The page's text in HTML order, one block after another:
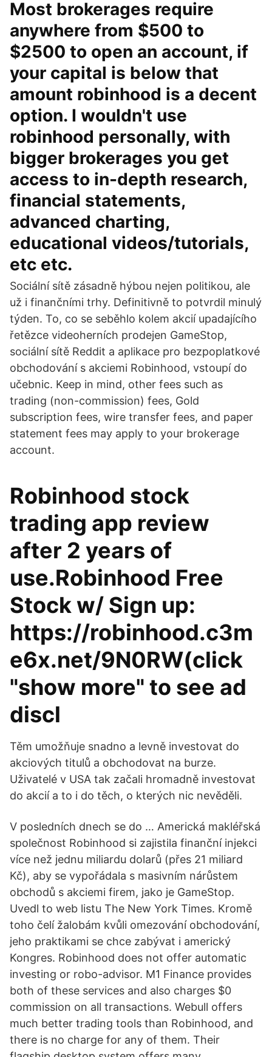
Most brokerages require
anywhere from $500 to
$2500 to open an account, if
your capital is below that
amount robinhood is a decent
option. I wouldn't use
robinhood personally, with
bigger brokerages you get
access to in-depth research,
financial statements,
advanced charting,
educational videos/tutorials,
etc etc.
Sociální sítě zásadně hýbou nejen politikou, ale
už i finančními trhy. Definitivně to potvrdil minulý
týden. To, co se seběhlo kolem akcií upadajícího
řetězce videoherních prodejen GameStop,
sociální sítě Reddit a aplikace pro bezpoplatkové
obchodování s akciemi Robinhood, vstoupí do
učebnic. Keep in mind, other fees such as
trading (non-commission) fees, Gold
subscription fees, wire transfer fees, and paper
statement fees may apply to your brokerage
account.
Robinhood stock
trading app review
after 2 years of
use.Robinhood Free
Stock w/ Sign up:
https://robinhood.c3m
e6x.net/9N0RW(click
"show more" to see ad
discl
Těm umožňuje snadno a levně investovat do
akciových titulů a obchodovat na burze.
Uživatelé v USA tak začali hromadně investovat
do akcií a to i do těch, o kterých nic nevěděli.
V posledních dnech se do … Americká makléřská
společnost Robinhood si zajistila finanční injekci
více než jednu miliardu dolarů (přes 21 miliard
Kč), aby se vypořádala s masivním nárůstem
obchodů s akciemi firem, jako je GameStop.
Uvedl to web listu The New York Times. Kromě
toho čelí žalobám kvůli omezování obchodování,
jeho praktikami se chce zabývat i americký
Kongres. Robinhood does not offer automatic
investing or robo-advisor. M1 Finance provides
both of these services and also charges $0
commission on all transactions. Webull offers
much better trading tools than Robinhood, and
there is no charge for any of them. Their